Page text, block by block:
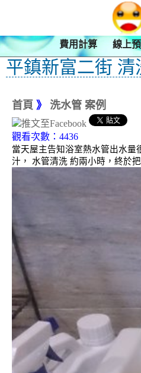
費用計算 線上
平鎮新富二街
首頁 》 洗水管 案例
觀看次數：4436
當天屋主告知浴室熱水管出水量
汁， 水管清洗 約兩小時，終於